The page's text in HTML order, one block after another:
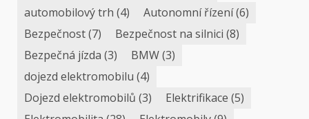
automobilový trh (4) Autonomní řízení(6)
Bezpečnost(7) Bezpečnost na silnici (8)
Bezpečná jízda (3) BMW(3)
dojezd elektromobilu (4)
Dojezd elektromobilů (3) Elektrifikace (5)